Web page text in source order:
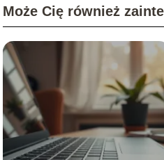
Może Cię również